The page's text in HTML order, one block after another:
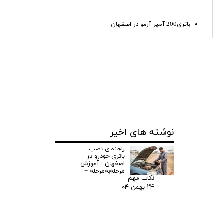
باتری200 آمپر آرمو در اصفهان
نوشته های اخیر
راهنمای نصب
باتری خودرو در
اصفهان | آموزش
مرحله‌به‌مرحله +
نکات مهم
۲۴ بهمن ۰۴